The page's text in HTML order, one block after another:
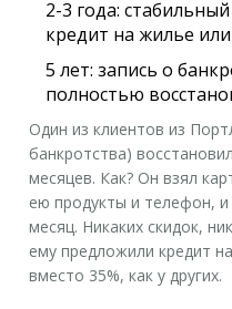
2-3 года:
кредит на жилье
5 лет: запись о
полностью
Один из клиентов из
банкротства)
месяцев. Как? Он взял
ею продукты и телефон,
месяц. Никаких скидок,
ему предложили кредит
вместо 35%, как у других.